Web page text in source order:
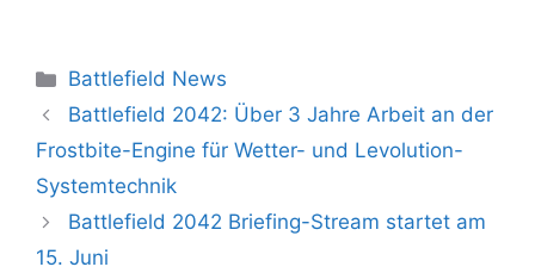
Kategorien
Battlefield News
Battlefield 2042: Über 3 Jahre Arbeit an der
Frostbite-Engine für Wetter- und Levolution-
Systemtechnik
Battlefield 2042 Briefing-Stream startet am
15. Juni